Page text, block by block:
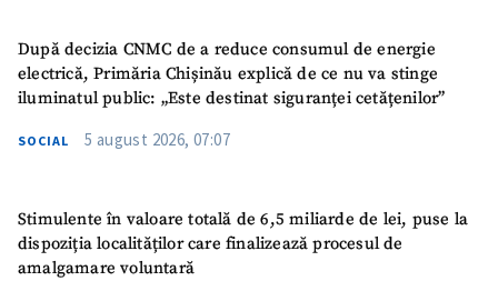
După decizia CNMC de a reduce consumul de energie
electrică, Primăria Chișinău explică de ce nu va stinge
iluminatul public: „Este destinat siguranței cetățenilor”
SOCIAL 5 august 2026, 07:07
Stimulente în valoare totală de 6,5 miliarde de lei, puse la
dispoziția localităților care finalizează procesul de
amalgamare voluntară